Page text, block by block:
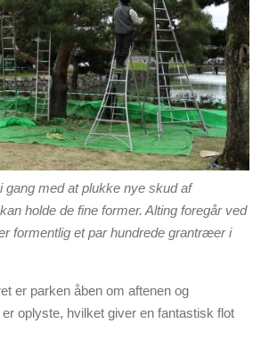
gang med at plukke nye skud af
holde de fine former. Alting foregår ved
formentlig et par hundrede grantræer i
er parken åben om aftenen og
oplyste, hvilket giver en fantastisk flot